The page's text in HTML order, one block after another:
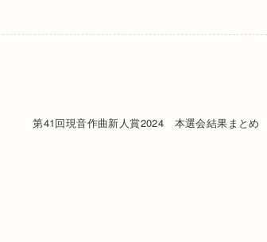
第41回現音作曲新人賞2024 本選会結果まとめ